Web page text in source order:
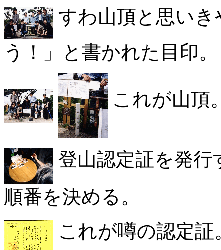
すわ山頂と思い
う！」と書かれた目印。
これが山頂
登山認定証を発
順番を決める。
これが噂の認定証